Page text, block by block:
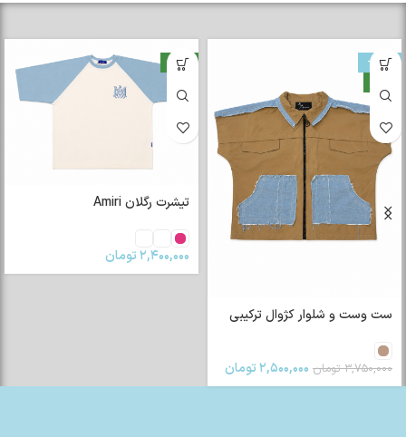
-33%
ست وست و شلوار کژوال ترکیبی
۳,۷۵۰,۰۰۰ تومان ۲,۵۰۰,۰۰۰تومان
جدید
تیشرت رگلان Amiri
۲,۴۰۰,۰۰۰تومان